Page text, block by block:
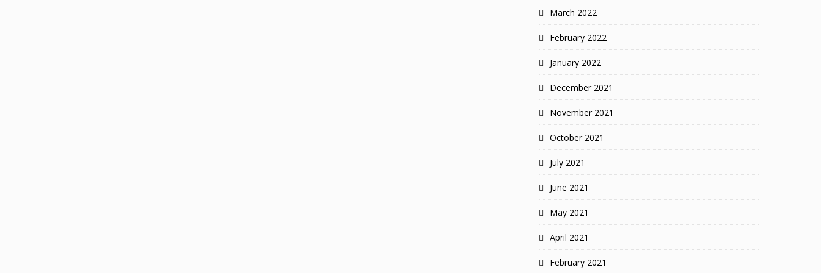
March 2022
February 2022
January 2022
December 2021
November 2021
October 2021
July 2021
June 2021
May 2021
April 2021
February 2021